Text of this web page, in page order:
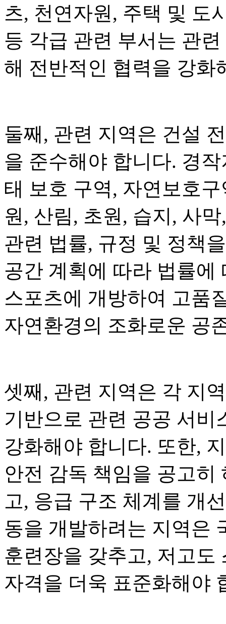
츠, 천연자원, 주택 및 도
등 각급 관련 부서는 관
해 전반적인 협력을 강화
둘째, 관련 지역은 건설
을 준수해야 합니다. 경
태 보호 구역, 자연보호
원, 산림, 초원, 습지, 사
관련 법률, 규정 및 정책
공간 계획에 따라 법률에
스포츠에 개방하여 고품
자연환경의 조화로운 공
셋째, 관련 지역은 각 지
기반으로 관련 공공 서비
강화해야 합니다. 또한,
안전 감독 책임을 공고히
고, 응급 구조 체계를 개
동을 개발하려는 지역은
훈련장을 갖추고, 저고도
자격을 더욱 표준화해야